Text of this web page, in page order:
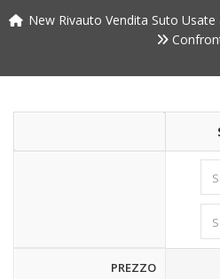
New Rivauto Vendita Suto
PREZZO